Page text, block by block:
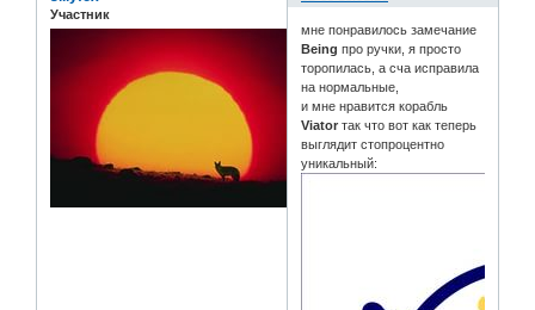
Участник
мне понравилось замечание
Being про ручки, я просто
торопилась, а сча исправила
на нормальные,
и мне нравится корабль
Viator так что вот как теперь
выглядит стопроцентно
уникальный: